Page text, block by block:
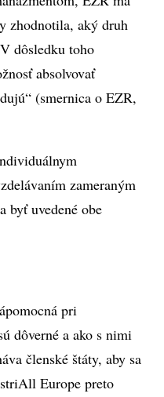
zhodnotila, aký druh
dôsledku toho
absolvovať
(smernica o EZR,
zameraným
byť uvedené obe
pri
dôverné a ako s nimi
členské štáty, aby sa
Europe preto